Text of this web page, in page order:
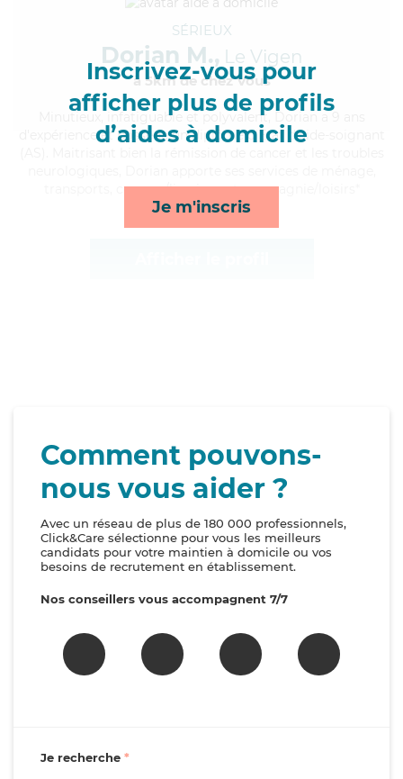
Inscrivez-vous pour
afficher plus de profils
d’aides à domicile
Je m'inscris
SÉRIEUX
Dorian M., Le Vigen
à 5km de chez Vous
, infatiguable et polyvalent, Dorian a 9 ans
d'expérience et possède un diplôme d'Etat d'aide-soignant
transports, courses/livraison et compagnie/loisirs*
Comment pouvons-
nous vous aider ?
Avec un réseau de plus de 180 000 professionnels,
Click&Care sélectionne pour vous les meilleurs
candidats pour votre maintien à domicile ou vos
besoins de recrutement en établissement.
Nos conseillers vous accompagnent 7/7
Je recherche